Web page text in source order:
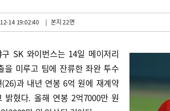
14 19:02:40 | 본지 22면
구 SK 와이번스는 14일 메이저리
을 미루고 팀에 잔류한 좌완 투수
(26)과 내년 연봉 6억 원에 재계약
밝혔다. 올해 연봉 2억7000만 원